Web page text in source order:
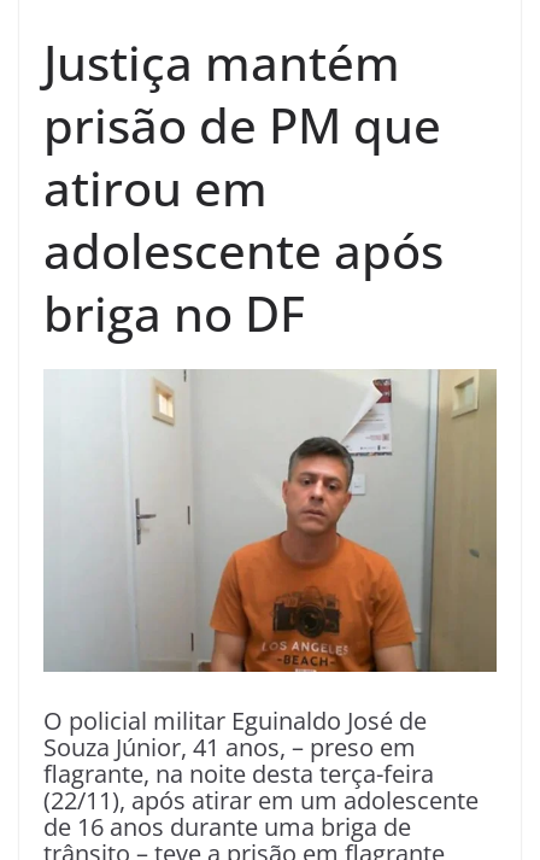
Justiça mantém
prisão de PM que
atirou em
adolescente após
briga no DF
O policial militar Eguinaldo José de
Souza Júnior, 41 anos, – preso em
flagrante, na noite desta terça-feira
(22/11), após atirar em um adolescente
de 16 anos durante uma briga de
trânsito – teve a prisão em flagrante